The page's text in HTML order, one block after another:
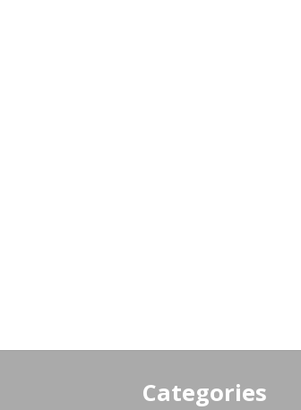
Categories